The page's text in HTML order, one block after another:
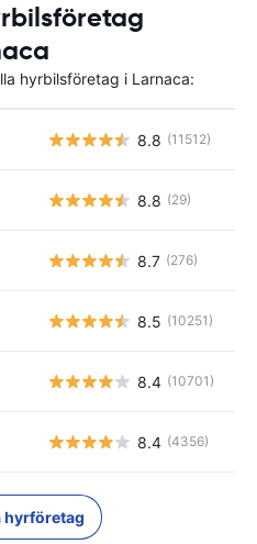
hyrbilsföretag i Larnaca:
8.8 (11512)
8.8 (29)
8.7 (276)
8.5 (10251)
8.4 (10701)
8.4 (4356)
hyrföretag